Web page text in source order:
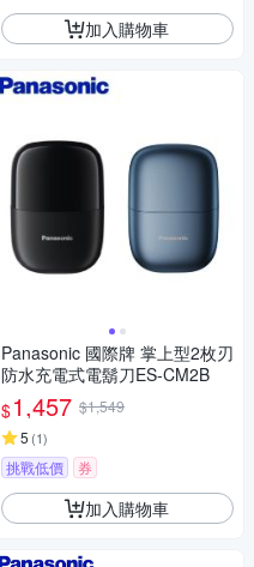
加入購物車
Panasonic 國際牌 掌上型2枚刃
防水充電式電鬍刀ES-CM2B
$1,457 $1,549
5 (1)
挑戰低價 券
加入購物車